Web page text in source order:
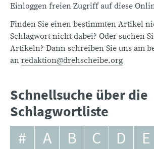
Einloggen freien Zugriff auf diese
Finden Sie einen bestimmten Artikel
Schlagwort nicht dabei? Oder suchen
Artikeln? Dann schreiben Sie uns am
an redaktion@drehscheibe.org
Schnellsuche über die
Schlagwortliste
# A B C D E